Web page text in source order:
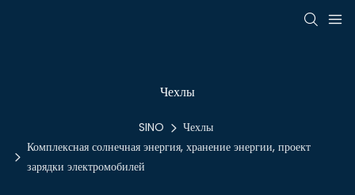
Чехлы
SINO
Чехлы
Комплексная солнечная энергия, хранение энергии, проект
зарядки электромобилей